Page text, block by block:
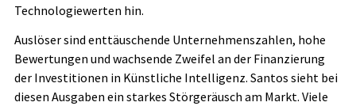
Technologiewerten hin.
Auslöser sind enttäuschende Unternehmenszahlen, hohe
Bewertungen und wachsende Zweifel an der Finanzierung
der Investitionen in Künstliche Intelligenz. Santos sieht bei
diesen Ausgaben ein starkes Störgeräusch am Markt. Viele